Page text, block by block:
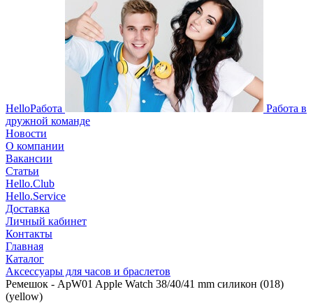
HelloРабота
Работа в
дружной команде
Новости
О компании
Вакансии
Статьи
Hello.Club
Hello.Service
Доставка
Личный кабинет
Контакты
Главная
Каталог
Аксессуары для часов и браслетов
Ремешок - ApW01 Apple Watch 38/40/41 mm силикон (018)
(yellow)